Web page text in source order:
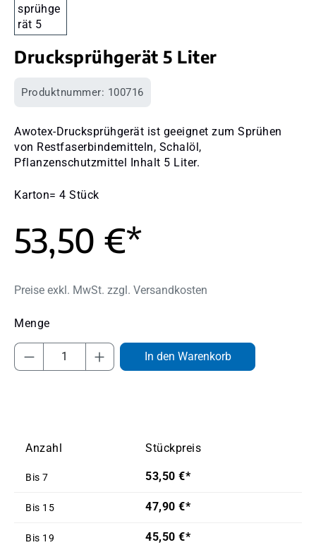
Drucksprühgerät 5 Liter
Produktnummer: 100716
Awotex-Drucksprühgerät ist geeignet zum Sprühen
von Restfaserbindemitteln, Schalöl,
Pflanzenschutzmittel Inhalt 5 Liter.
Karton= 4 Stück
53,50 €*
Preise exkl. MwSt. zzgl. Versandkosten
Produkt Anzahl: Gib den gewünschten
In den Warenkorb
Anzahl Stückpreis
Bis 7 53,50 €*
Bis 15 47,90 €*
Bis 19 45,50 €*